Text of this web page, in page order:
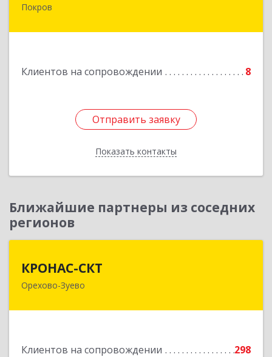
Покров
Клиентов на сопровождении 8
Отправить заявку
Показать контакты
601122, Владимирская обл, Петушинский р-н,
Отправить заявку
Назад
Ближайшие партнеры из соседних
регионов
КРОНАС-СКТ
Орехово-Зуево
Клиентов на сопровождении
298
142600, Московская обл, Орехово-Зуево г,